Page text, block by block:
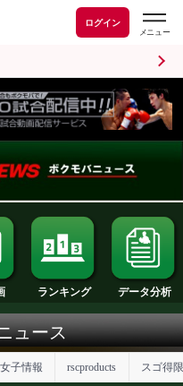
ログイン
練習動画 ランキング